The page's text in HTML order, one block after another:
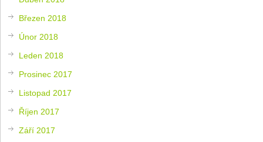
Březen 2018
Únor 2018
Leden 2018
Prosinec 2017
Listopad 2017
Říjen 2017
Září 2017